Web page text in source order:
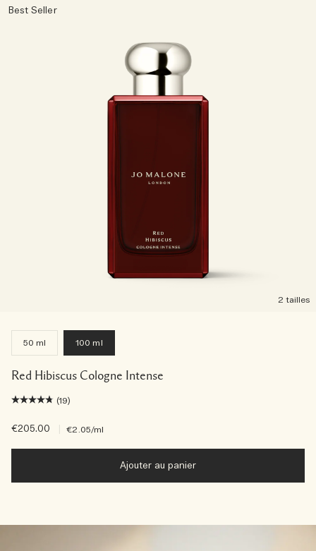
Best Seller
2 tailles
50 ml 100 ml
Red Hibiscus Cologne Intense
(19)
€205.00 €2.05/ml
Ajouter au panier